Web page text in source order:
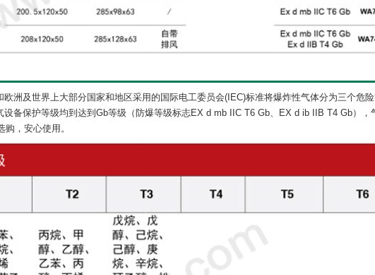
洲及世界上大部分国家和地区采用的国际电工委员会(IEC)标准将爆炸性气体分为三个危
设备保护等级均到达到Gb等级（防爆等级标志EX d mb IIC T6 Gb、EX d ib IIB T4 Gb），
，安心使用。